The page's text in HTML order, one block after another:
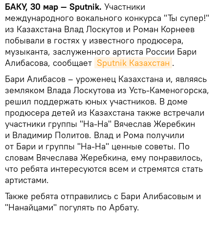
БАКУ, 30 мар — Sputnik. Участники
международного вокального конкурса "Ты супер!"
из Казахстана Влад Лоскутов и Роман Корнеев
побывали в гостях у известного продюсера,
музыканта, заслуженного артиста России Бари
Алибасова, сообщает Sputnik Казахстан .
Бари Алибасов – уроженец Казахстана и, являясь
земляком Влада Лоскутова из Усть-Каменогорска,
решил поддержать юных участников. В доме
продюсера детей из Казахстана также встречали
участники группы "На-На" Вячеслав Жеребкин
и Владимир Политов. Влад и Рома получили
от Бари и группы "На-На" ценные советы. По
словам Вячеслава Жеребкина, ему понравилось,
что ребята интересуются всем и стремятся стать
артистами.
Также ребята отправились с Бари Алибасовым и
"Нанайцами" погулять по Арбату.